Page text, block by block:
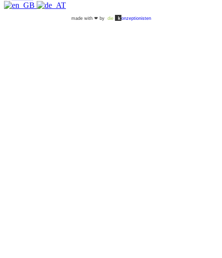
made with ❤ by die k onzeptionisten